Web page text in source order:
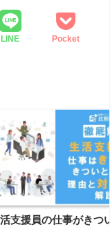
LINE Pocket
支援員の仕事がきつ